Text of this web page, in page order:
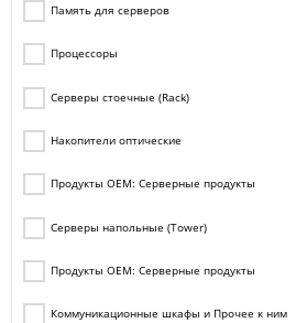
Память для серверов
Процессоры
Серверы стоечные (Rack)
Накопители оптические
Продукты ОЕМ: Серверные продукты
Серверы напольные (Tower)
Продукты OEM: Серверные продукты
Коммуникационные шкафы и Прочее к ним